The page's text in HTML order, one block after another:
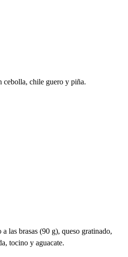
cebolla, chile guero y piña.
las brasas (90 g), queso gratinado,
tocino y aguacate.